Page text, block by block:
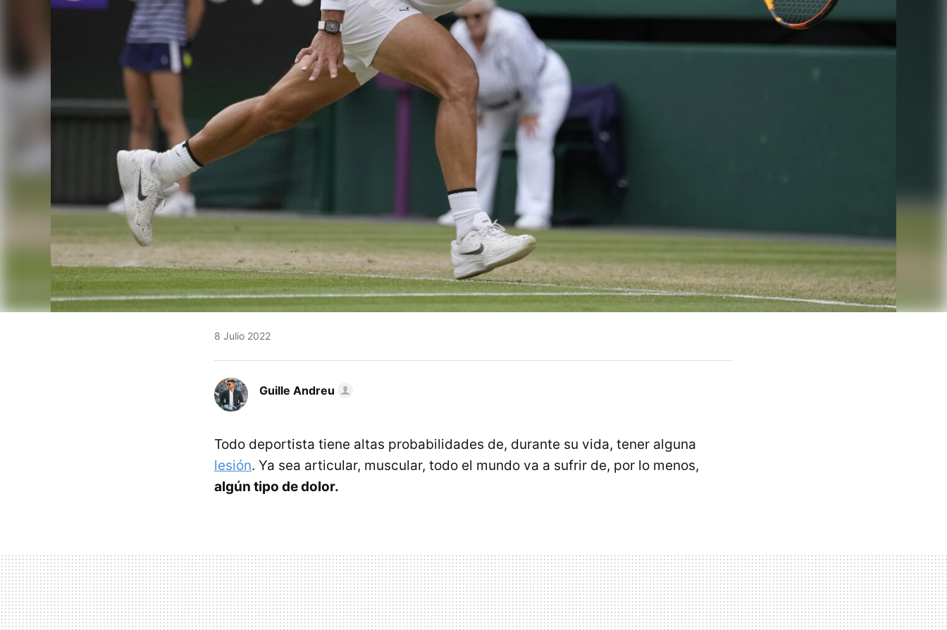
8 Julio 2022
Guille Andreu
Todo deportista tiene altas probabilidades de, durante su vida, tener alguna
lesión. Ya sea articular, muscular, todo el mundo va a sufrir de, por lo menos,
algún tipo de dolor.